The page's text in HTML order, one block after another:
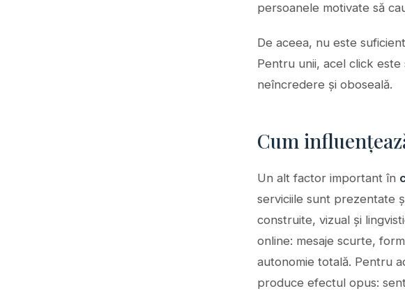
persoanele motivate să
De aceea, nu este
Pentru unii, acel click
neîncredere și oboseală.
Cum
Un alt factor important în
serviciile sunt prezentate
construite, vizual și
online: mesaje scurte,
autonomie totală. Pentru
produce efectul opus: